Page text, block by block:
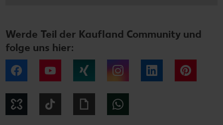
Werde Teil der Kaufland Community und
folge uns hier:
Facebook YouTube Instagram LinkedIn
Kununu Giphy